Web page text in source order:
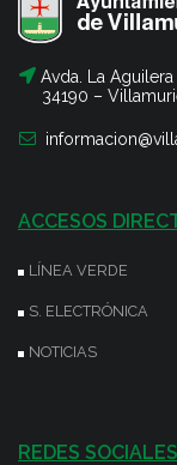
Avda. La
34190 –
ACCESOS
LÍNEA VERDE
S. ELECTRÓNICA
NOTICIAS
REDES SOCIALES